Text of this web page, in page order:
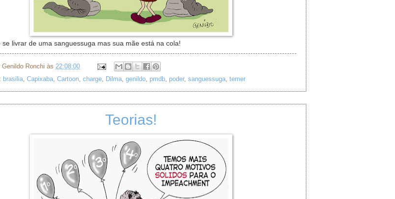
se livrar de uma sanguessuga mas sua mãe está na cola!
Genildo Ronchi às 22:08:00
brasilia, Capixaba, Cartoon, charge, Dilma, genildo, pmdb, poder, sanguessuga, temer
Teorias!